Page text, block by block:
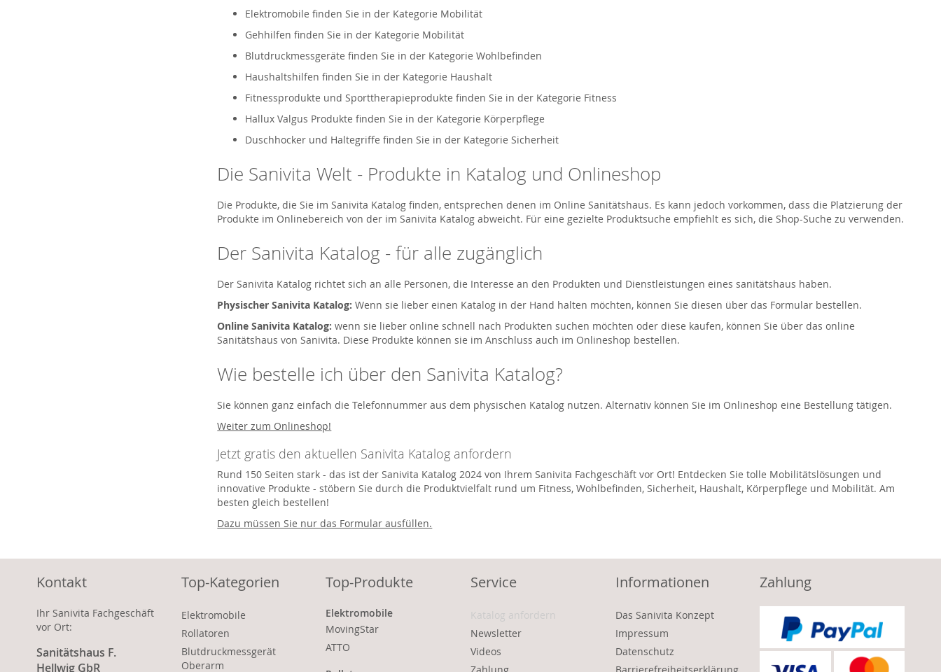
Elektromobile finden Sie in der Kategorie Mobilität
Gehhilfen finden Sie in der Kategorie Mobilität
Blutdruckmessgeräte finden Sie in der Kategorie Wohlbefinden
Haushaltshilfen finden Sie in der Kategorie Haushalt
Fitnessprodukte und Sporttherapieprodukte finden Sie in der Kategorie Fitness
Hallux Valgus Produkte finden Sie in der Kategorie Körperpflege
Duschhocker und Haltegriffe finden Sie in der Kategorie Sicherheit
Die Sanivita Welt - Produkte in Katalog und Onlineshop
Die Produkte, die Sie im Sanivita Katalog finden, entsprechen denen im Online Sanitätshaus. Es kann jedoch vorkommen, dass die Platzierung der
Produkte im Onlinebereich von der im Sanivita Katalog abweicht. Für eine gezielte Produktsuche empfiehlt es sich, die Shop-Suche zu verwenden.
Der Sanivita Katalog - für alle zugänglich
Der Sanivita Katalog richtet sich an alle Personen, die Interesse an den Produkten und Dienstleistungen eines sanitätshaus haben.
Physischer Sanivita Katalog: Wenn sie lieber einen Katalog in der Hand halten möchten, können Sie diesen über das Formular bestellen.
Online Sanivita Katalog: wenn sie lieber online schnell nach Produkten suchen möchten oder diese kaufen, können Sie über das online
Sanitätshaus von Sanivita. Diese Produkte können sie im Anschluss auch im Onlineshop bestellen.
Wie bestelle ich über den Sanivita Katalog?
Sie können ganz einfach die Telefonnummer aus dem physischen Katalog nutzen. Alternativ können Sie im Onlineshop eine Bestellung tätigen.
Weiter zum Onlineshop!
Jetzt gratis den aktuellen Sanivita Katalog anfordern
Rund 150 Seiten stark - das ist der Sanivita Katalog 2024 von Ihrem Sanivita Fachgeschäft vor Ort! Entdecken Sie tolle Mobilitätslösungen und
innovative Produkte - stöbern Sie durch die Produktvielfalt rund um Fitness, Wohlbefinden, Sicherheit, Haushalt, Körperpflege und Mobilität. Am
besten gleich bestellen!
Dazu müssen Sie nur das Formular ausfüllen.
Kontakt
Ihr Sanivita Fachgeschäft
vor Ort:
Sanitätshaus F.
Hellwig GbR
Top-Kategorien
Elektromobile
Rollatoren
Blutdruckmessgerät
Oberarm
Top-Produkte
Elektromobile
MovingStar
ATTO
Service
Katalog anfordern
Newsletter
Videos
Informationen
Das Sanivita Konzept
Impressum
Datenschutz
Zahlung